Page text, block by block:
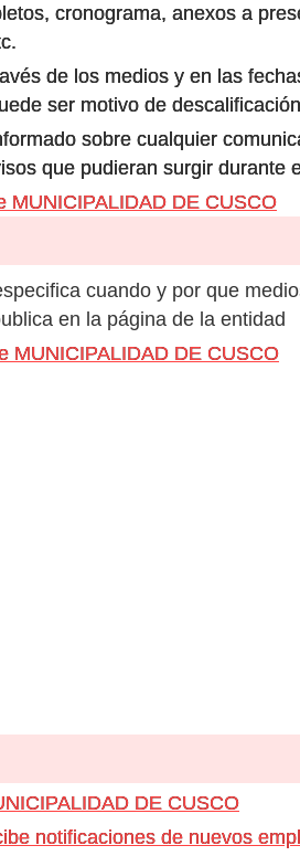
cronograma, anexos a
de los medios y en las
ser motivo de
sobre cualquier
que pudieran surgir durante
MUNICIPALIDAD DE CUSCO
cuando y por que
en la página de la entidad
MUNICIPALIDAD DE CUSCO
DE CUSCO
notificaciones de nuevos